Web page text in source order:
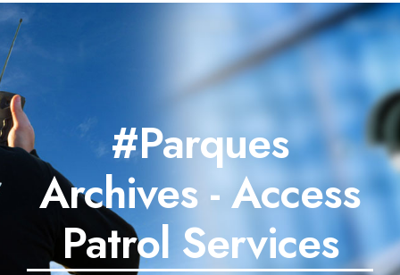
#Parques
Archives - Access
Patrol Services